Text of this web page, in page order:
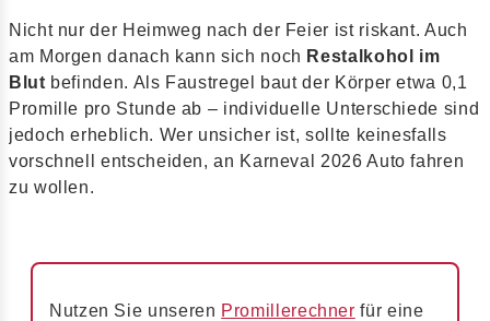
Nicht nur der Heimweg nach der Feier ist riskant. Auch
am Morgen danach kann sich noch Restalkohol im
Blut befinden. Als Faustregel baut der Körper etwa 0,1
Promille pro Stunde ab – individuelle Unterschiede sind
jedoch erheblich. Wer unsicher ist, sollte keinesfalls
vorschnell entscheiden, an Karneval 2026 Auto fahren
zu wollen.
Nutzen Sie unseren Promillerechner für eine